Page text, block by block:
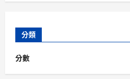
分類
分數